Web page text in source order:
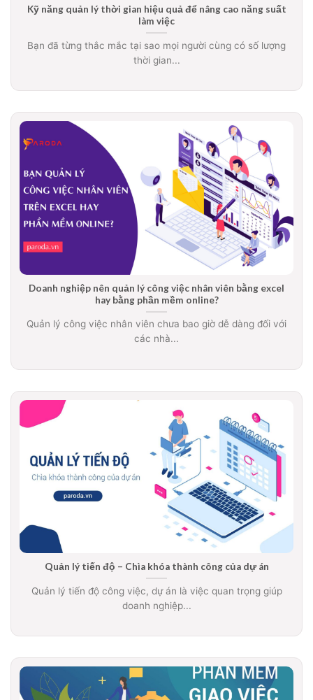
Kỹ năng quản lý thời gian hiệu quả để nâng cao năng suất
làm việc
Bạn đã từng thắc mắc tại sao mọi người cùng có số lượng
thời gian...
Doanh nghiệp nên quản lý công việc nhân viên bằng excel
hay bằng phần mềm online?
Quản lý công việc nhân viên chưa bao giờ dễ dàng đối với
các nhà...
Quản lý tiến độ – Chìa khóa thành công của dự án
Quản lý tiến độ công việc, dự án là việc quan trọng giúp
doanh nghiệp...